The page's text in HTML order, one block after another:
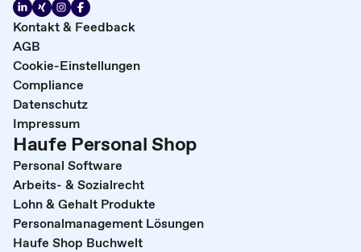
Kontakt & Feedback
AGB
Cookie-Einstellungen
Compliance
Datenschutz
Impressum
Haufe Personal Shop
Personal Software
Arbeits- & Sozialrecht
Lohn & Gehalt Produkte
Personalmanagement Lösungen
Haufe Shop Buchwelt